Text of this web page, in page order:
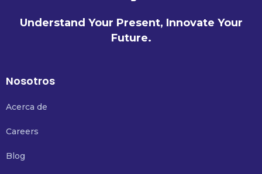
Understand Your Present, Innovate Your
Future.
Nosotros
Acerca de
Careers
Blog